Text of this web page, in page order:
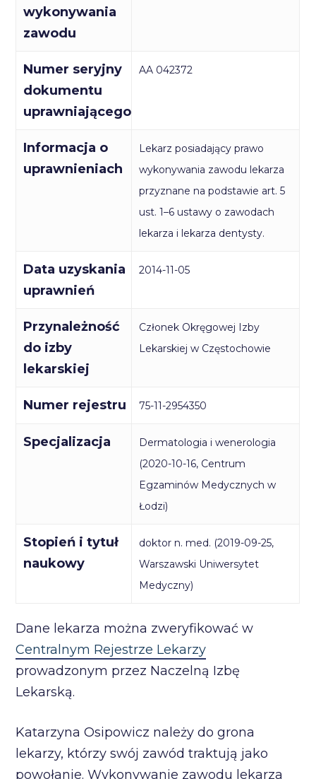
wykonywania
zawodu
Numer seryjny
dokumentu
uprawniającego
AA 042372
Informacja o
uprawnieniach
Lekarz posiadający prawo
wykonywania zawodu lekarza
przyznane na podstawie art. 5
ust. 1–6 ustawy o zawodach
lekarza i lekarza dentysty.
Data uzyskania
uprawnień
2014-11-05
Przynależność
do izby
lekarskiej
Członek Okręgowej Izby
Lekarskiej w Częstochowie
Numer rejestru 75-11-2954350
Specjalizacja
Dermatologia i wenerologia
(2020-10-16, Centrum
Egzaminów Medycznych w
Łodzi)
Stopień i tytuł
naukowy
doktor n. med. (2019-09-25,
Warszawski Uniwersytet
Medyczny)
Dane lekarza można zweryfikować w
Centralnym Rejestrze Lekarzy
prowadzonym przez Naczelną Izbę
Lekarską.
Katarzyna Osipowicz należy do grona
lekarzy, którzy swój zawód traktują jako
powołanie. Wykonywanie zawodu lekarza